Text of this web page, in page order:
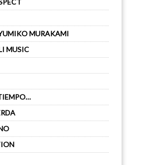
MURAKAMI
MUSIC